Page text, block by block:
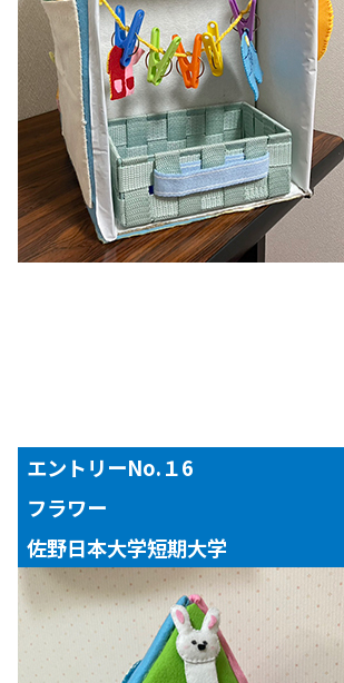
【対象年齢】１～３歳児
エントリーNo.１6
フラワー
佐野日本大学短期大学